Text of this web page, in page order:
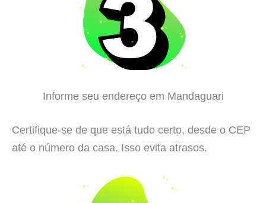
Informe seu endereço em Mandaguari
Certifique-se de que está tudo certo, desde o CEP
até o número da casa. Isso evita atrasos.